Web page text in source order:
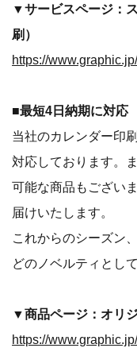
▼サービスページ：
刷）
https://
■最短4日納期に対応
当社のカレンダー印
対応しております。
可能な商品もござい
届けいたします。
これからのシーズン
どのノベルティとし
▼商品ページ：オリ
https://